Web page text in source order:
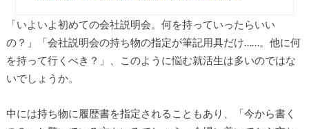
「いよいよ初めての会社説明会。何を持っていったらいい
の？」「会社説明会の持ち物の指定が筆記用具だけ……。他に何
を持って行くべき？」、このように悩む就活生は多いのではな
いでしょうか。
中には持ち物に履歴書を指定されることもあり、「今から書く